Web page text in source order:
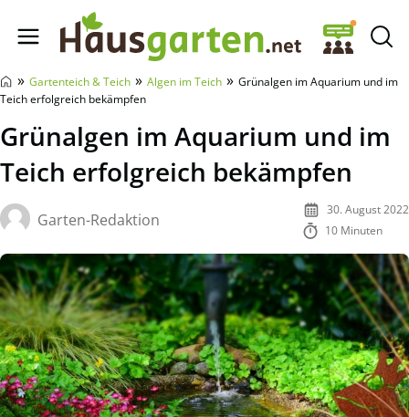
Hausgarten.net
» Gartenteich & Teich » Algen im Teich » Grünalgen im Aquarium und im
Teich erfolgreich bekämpfen
Grünalgen im Aquarium und im
Teich erfolgreich bekämpfen
Garten-Redaktion
30. August 2022
10 Minuten